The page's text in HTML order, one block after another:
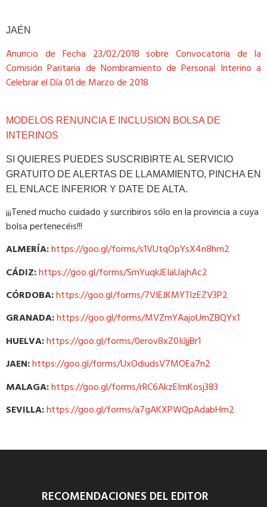
JAÉN
Anuncio de Fecha 23/02/2018 sobre Convocatoria de la
Comisión Paritaria de Nombramiento de Personal Interino a
Celebrar el Día 01 de Marzo de 2018
MODELOS RENUNCIA E INCLUSION BOLSA DE
INTERINOS
SI QUIERES PUEDES SUSCRIBIRTE AL SERVICIO
GRATUITO DE ALERTAS DE LLAMAMIENTO, PINCHA EN
EL ENLACE INFERIOR Y DATE DE ALTA.
¡¡¡Tened mucho cuidado y surcribiros sólo en la provincia a cuya
bolsa pertenecéis!!!
ALMERÍA:https://goo.gl/forms/s1VUtqOpYsX4n8hm2
CÁDIZ:https://goo.gl/forms/SmYuqkJEIaUajhAc2
CÓRDOBA:https://goo.gl/forms/7VIEJKMYTlzEZV3P2
GRANADA:https://goo.gl/forms/MVZmYAajoUmZBQYx1
HUELVA:https://goo.gl/forms/0erov8xZ0IiJjjBr1
JAEN:https://goo.gl/forms/UxOdiudsV7MOEa7n2
MALAGA:https://goo.gl/forms/rRC6AkzEImKosj383
SEVILLA:https://goo.gl/forms/a7gAKXPWQpAdabHm2
RECOMENDACIONES DEL EDITOR